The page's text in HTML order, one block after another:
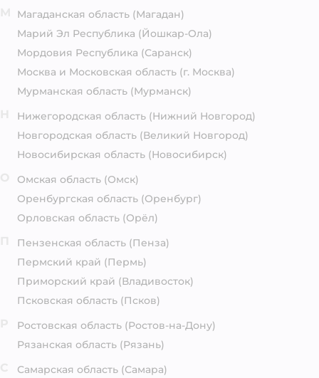
Магаданская область (Магадан)
Марий Эл Республика (Йошкар-Ола)
Мордовия Республика (Саранск)
Москва и Московская область (г. Москва)
Мурманская область (Мурманск)
Нижегородская область (Нижний Новгород)
Новгородская область (Великий Новгород)
Новосибирская область (Новосибирск)
Омская область (Омск)
Оренбургская область (Оренбург)
Орловская область (Орёл)
Пензенская область (Пенза)
Пермский край (Пермь)
Приморский край (Владивосток)
Псковская область (Псков)
Ростовская область (Ростов-на-Дону)
Рязанская область (Рязань)
Самарская область (Самара)